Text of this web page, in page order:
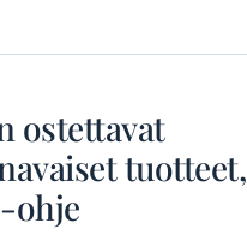
ostettavat
tuotteet,
ohje